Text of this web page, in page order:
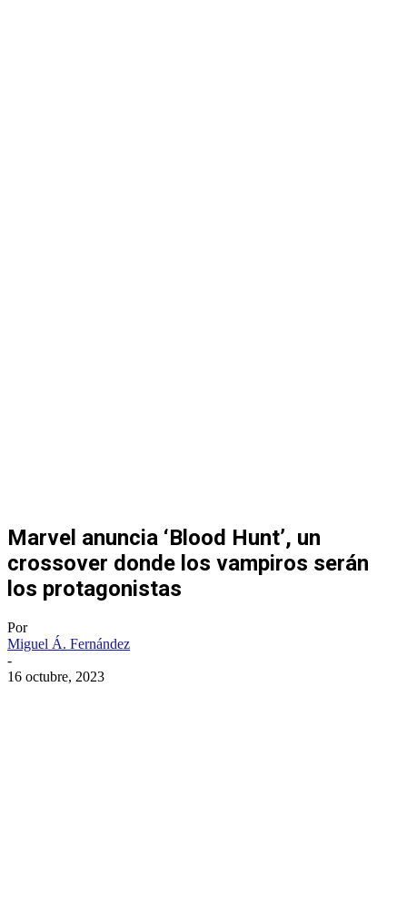
Marvel anuncia ‘Blood Hunt’, un
crossover donde los vampiros serán
los protagonistas
Por
Miguel Á. Fernández
-
16 octubre, 2023